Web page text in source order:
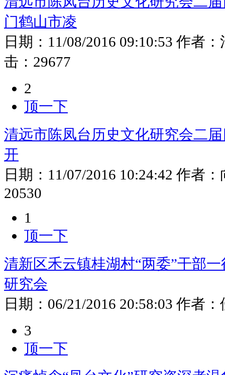
门鹤山市凌
日期： 11/08/2016 09:10:53 作者：
击： 29677
2
顶一下
清远市陈凤台历史文化研究会二
开
日期： 11/07/2016 10:24:42 作者：
20530
1
顶一下
清新区禾云镇桂湖村“两委”干部
研究会
日期： 06/21/2016 20:58:03 作者：
3
顶一下